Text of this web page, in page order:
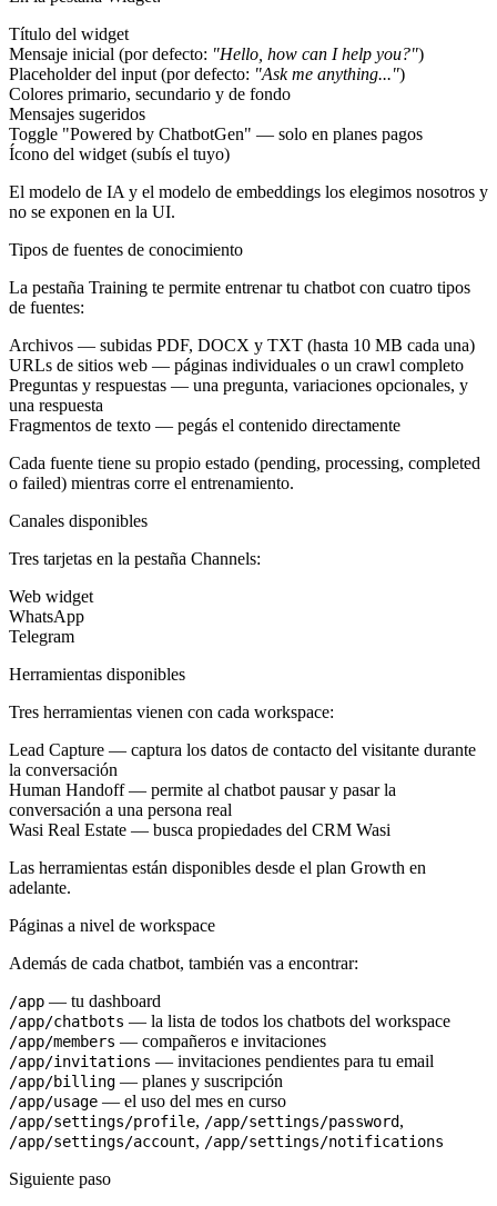
Título del widget
Mensaje inicial (por defecto: "Hello, how can I help you?")
Placeholder del input (por defecto: "Ask me anything...")
Colores primario, secundario y de fondo
Mensajes sugeridos
Toggle "Powered by ChatbotGen" — solo en planes pagos
Ícono del widget (subís el tuyo)
El modelo de IA y el modelo de embeddings los elegimos nosotros y
no se exponen en la UI.
Tipos de fuentes de conocimiento
La pestaña Training te permite entrenar tu chatbot con cuatro tipos
de fuentes:
Archivos — subidas PDF, DOCX y TXT (hasta 10 MB cada una)
URLs de sitios web — páginas individuales o un crawl completo
Preguntas y respuestas — una pregunta, variaciones opcionales, y
una respuesta
Fragmentos de texto — pegás el contenido directamente
Cada fuente tiene su propio estado (pending, processing, completed
o failed) mientras corre el entrenamiento.
Canales disponibles
Tres tarjetas en la pestaña Channels:
Web widget
WhatsApp
Telegram
Herramientas disponibles
Tres herramientas vienen con cada workspace:
Lead Capture — captura los datos de contacto del visitante durante
la conversación
Human Handoff— permite al chatbot pausar y pasar la
conversación a una persona real
Wasi Real Estate — busca propiedades del CRM Wasi
Las herramientas están disponibles desde el plan Growth en
adelante.
Páginas a nivel de workspace
Además de cada chatbot, también vas a encontrar:
/app — tu dashboard
/app/chatbots — la lista de todos los chatbots del workspace
/app/members — compañeros e invitaciones
/app/invitations — invitaciones pendientes para tu email
/app/billing — planes y suscripción
/app/usage — el uso del mes en curso
/app/settings/profile, /app/settings/password,
/app/settings/account, /app/settings/notifications
Siguiente paso